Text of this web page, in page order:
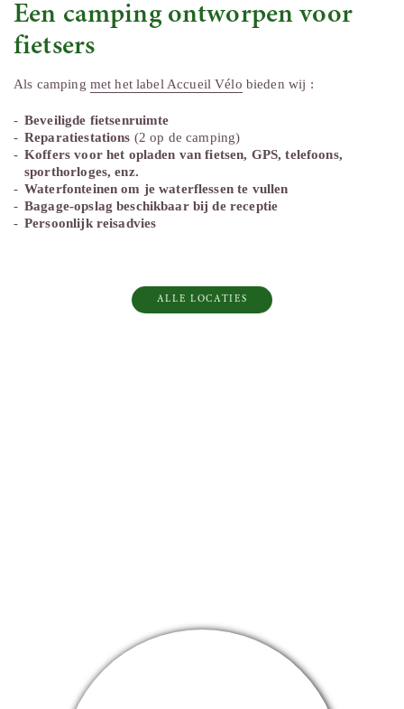
Een camping ontworpen voor
fietsers
Als camping met het label Accueil Vélo bieden wij :
Beveiligde fietsenruimte
Reparatiestations (2 op de camping)
Koffers voor het opladen van fietsen, GPS, telefoons,
sporthorloges, enz.
Waterfonteinen om je waterflessen te vullen
Bagage-opslag beschikbaar bij de receptie
Persoonlijk reisadvies
ALLE LOCATIES